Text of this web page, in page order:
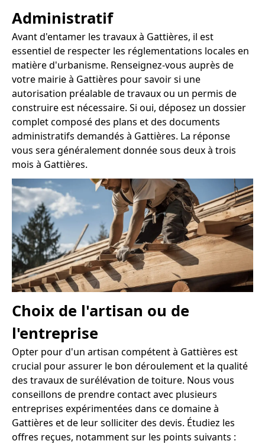
Administratif
Avant d'entamer les travaux à Gattières, il est
essentiel de respecter les réglementations locales en
matière d'urbanisme. Renseignez-vous auprès de
votre mairie à Gattières pour savoir si une
autorisation préalable de travaux ou un permis de
construire est nécessaire. Si oui, déposez un dossier
complet composé des plans et des documents
administratifs demandés à Gattières. La réponse
vous sera généralement donnée sous deux à trois
mois à Gattières.
Choix de l'artisan ou de
l'entreprise
Opter pour d'un artisan compétent à Gattières est
crucial pour assurer le bon déroulement et la qualité
des travaux de surélévation de toiture. Nous vous
conseillons de prendre contact avec plusieurs
entreprises expérimentées dans ce domaine à
Gattières et de leur solliciter des devis. Étudiez les
offres reçues, notamment sur les points suivants :